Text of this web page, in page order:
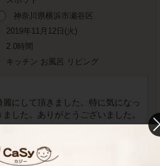
神奈川県横浜市瀬谷区
2019年11月12日(火)
2.0時間
キッチン お風呂 リビング
麗にして頂きました。特に気になっ
した。ありがとうございました。